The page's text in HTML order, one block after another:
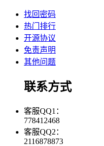
找回密码
热门排行
开源协议
免责声明
其他问题
联系方式
客服QQ1：
778412468
客服QQ2：
2116878873